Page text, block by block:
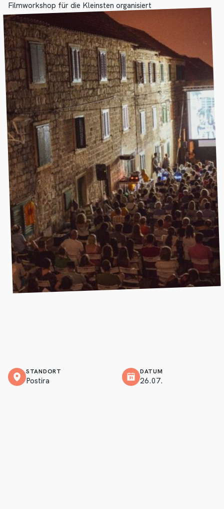
Filmworkshop für die Kleinsten organisiert
STANDORT
Postira
DATUM
26.07.